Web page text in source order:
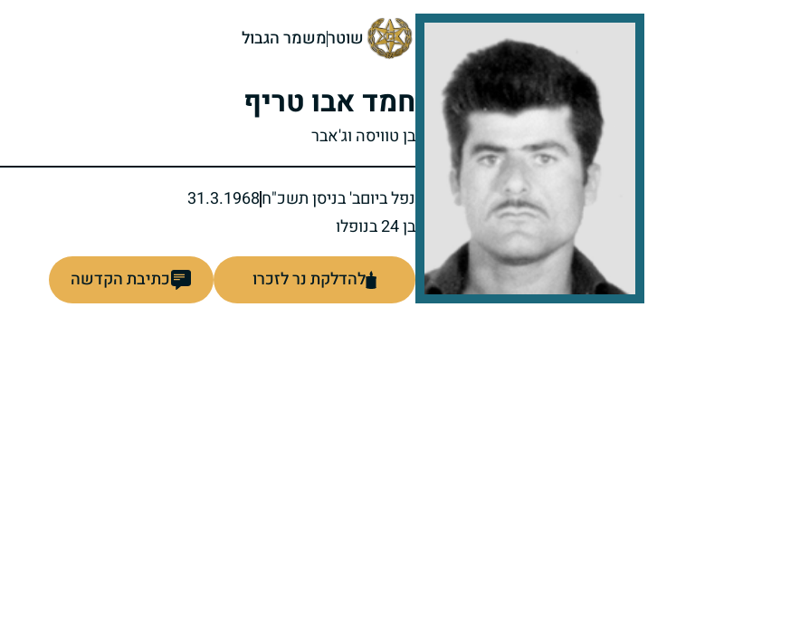
שוטרמשמר הגבול
חמד אבו טריף
בן טוויסה וג'אבר
נפל ביוםב' בניסן תשכ"ח31.3.1968
בן 24 בנופלו
להדלקת נר לזכרו כתיבת הקדשה